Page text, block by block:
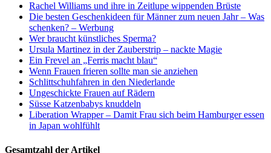
Rachel Williams und ihre in Zeitlupe wippenden Brüste
Die besten Geschenkideen für Männer zum neuen Jahr – Was
schenken? – Werbung
Wer braucht künstliches Sperma?
Ursula Martinez in der Zauberstrip – nackte Magie
Ein Frevel an „Ferris macht blau“
Wenn Frauen frieren sollte man sie anziehen
Schlittschuhfahren in den Niederlande
Ungeschickte Frauen auf Rädern
Süsse Katzenbabys knuddeln
Liberation Wrapper – Damit Frau sich beim Hamburger essen
in Japan wohlfühlt
Gesamtzahl der Artikel